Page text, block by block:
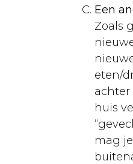
Aankoop
Volière
Voeding
Ziekten
Algemeen
Verzorging
Een
Zoals
eten/
achter
huis
mag